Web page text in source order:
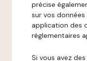
précise
sur vos
application des
réglementaires
Si vous avez